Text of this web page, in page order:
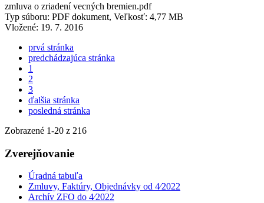
zmluva o zriadení vecných bremien.pdf
Typ súboru: PDF dokument, Veľkosť: 4,77 MB
Vložené: 19. 7. 2016
prvá stránka
predchádzajúca stránka
1
2
3
ďalšia stránka
posledná stránka
Zobrazené 1-20 z 216
Zverejňovanie
Úradná tabuľa
Zmluvy, Faktúry, Objednávky od 4⁄2022
Archív ZFO do 4⁄2022